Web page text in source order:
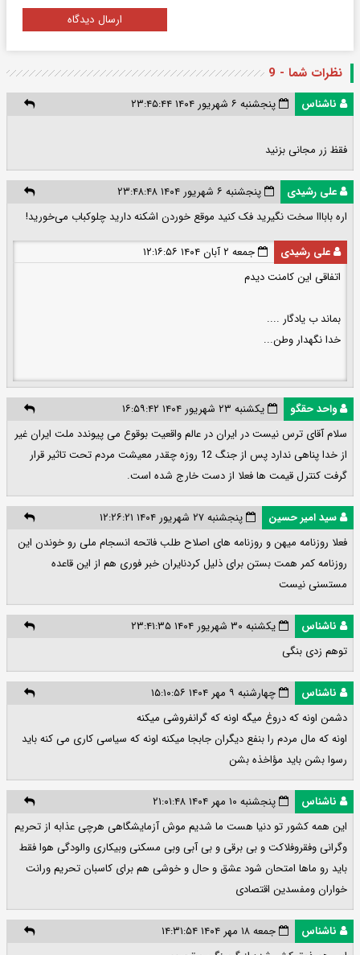
ارسال دیدگاه
نظرات شما - 9
ناشناس پنجشنبه ۶ شهریور ۱۴۰۴ ۲۳:۴۵:۴۴
فقظ زر مجانی بزنید
علی رشیدی
پنجشنبه ۶ شهریور ۱۴۰۴ ۲۳:۴۸:۴۸
اره بابااا سخت نگیرید فک کنید موقع خوردن اشکنه دارید چلوکباب می‌خورید!
علی رشیدی
جمعه ۲ آبان ۱۴۰۴ ۱۲:۱۶:۵۶
اتفاقی این کامنت دیدم
بماند ب یادگار ....
خدا نگهدار وطن...
واحد حقگو
یکشنبه ۲۳ شهریور ۱۴۰۴ ۱۶:۵۹:۴۲
سلام آقای ترس نیست در ایران در عالم واقعیت بوقوع می پیوندد ملت ایران غیر
از خدا پناهی ندارد پس از جنگ 12 روزه چقدر معیشت مردم تحت تاثیر قرار
گرفت کنترل قیمت ها فعلا از دست خارج شده است.
سید امیر حسین
پنجشنبه ۲۷ شهریور ۱۴۰۴ ۱۲:۲۶:۲۱
فعلا روزنامه میهن و روزنامه های اصلاح طلب فاتحه انسجام ملی رو خوندن این
روزنامه کمر همت بستن برای ذلیل کردنایران خبر فوری هم از این قاعده
مستسنی نیست
ناشناس
یکشنبه ۳۰ شهریور ۱۴۰۴ ۲۳:۴۱:۳۵
توهم زدی بنگی
ناشناس
چهارشنبه ۹ مهر ۱۴۰۴ ۱۵:۱۰:۵۶
دشمن اونه که دروغ میگه اونه که گرانفروشی میکنه
اونه که مال مردم را بنفع دیگران جابجا میکنه اونه که سیاسی کاری می کنه باید
رسوا بشن باید مؤاخذه بشن
ناشناس
پنجشنبه ۱۰ مهر ۱۴۰۴ ۲۱:۰۱:۴۸
این همه کشور تو دنیا هست ما شدیم موش آزمایشگاهی هرچی عذابه از تحریم
وگرانی وفقروفلاکت و بی برقی و بی آبی وبی مسکنی وبیکاری والودگی هوا فقط
باید رو ماها امتحان شود عشق و حال و خوشی هم برای کاسبان تحریم ورانت
خواران ومفسدین اقتصادی
ناشناس
جمعه ۱۸ مهر ۱۴۰۴ ۱۴:۳۱:۵۴